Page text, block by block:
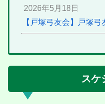
2026年5月18日
【戸塚弓友会】戸塚
スケ